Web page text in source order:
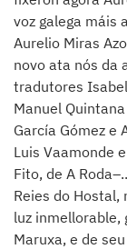
voz galega máis
Aurelio Miras
novo ata nós da
tradutores
Manuel
García Gómez e
Luis Vaamonde
Fito, de A
Reies do Hostal,
luz inmellorable,
Maruxa, e de